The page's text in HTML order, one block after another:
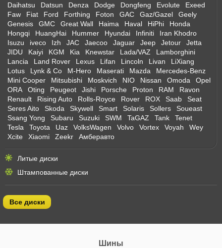
Daihatsu
Datsun Denza Dodge Dongfeng Evolute
Exeed
Faw
Fiat Ford Forthing Foton GAC Gaz/Gazel
Geely
Genesis
GMC Great Wall Haima Haval HiPhi
Honda
Hongqi
HuangHai Hummer Hyundai Infiniti
Iran Khodro
Isuzu
iveco Izh JAC Jaecoo Jaguar Jeep Jetour
Jetta
JIDU
Kaiyi KGM Kia Knewstar Lada/VAZ
Lamborghini
Lancia
Land Rover Lexus Lifan Lincoln Livan
LiXiang
Lotus
Lynk & Co M-Hero Maserati Mazda
Mercedes-Benz
Mini Cooper
Mitsubishi Moskvich NIO Nissan Omoda
Opel
ORA
Oting Peugeot Jishi Porsche Proton RAM
Ravon
Renault
Rising Auto Rolls-Royce Rover ROX Saab
Seat
Seres Aito
Skoda Skywell Smart Solaris Sollers
Soueast
Ssang Yong
Subaru Suzuki SWM TaGAZ Tank
Tenet
Tesla
Toyota Uaz VolksWagen Volvo Vortex Voyah
Wey
Xcite
Xiaomi Zeekr Амберавто
Литые диски
Штампованные диски
Все диски
Шины